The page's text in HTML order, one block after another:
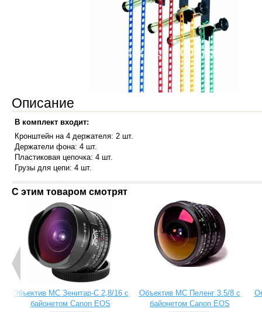
Описание
В комплект входит:
Кронштейн на 4 держателя: 2 шт.
Держатели фона: 4 шт.
Пластиковая цепочка: 4 шт.
Грузы для цепи: 4 шт.
С этим товаром смотрят
Объектив МС Зенитар-C 2,8/16 с
байонетом Canon EOS
Объектив МС Пеленг 3.5/8 с
байонетом Canon EOS